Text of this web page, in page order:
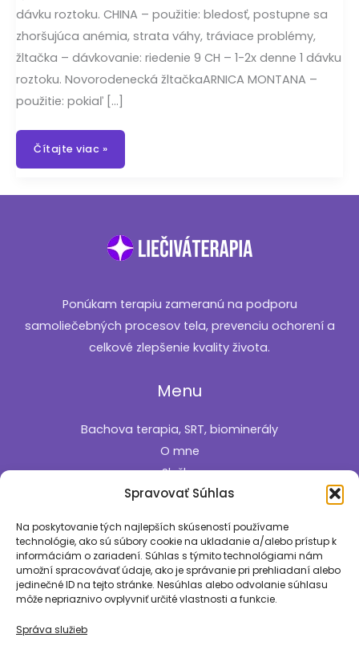
Spravovať Súhlas
Na poskytovanie tých najlepších skúseností používame
technológie, ako sú súbory cookie na ukladanie a/alebo prístup k
informáciám o zariadení. Súhlas s týmito technológiami nám
umožní spracovávať údaje, ako je správanie pri prehliadaní alebo
jedinečné ID na tejto stránke. Nesúhlas alebo odvolanie súhlasu
môže nepriaznivo ovplyvniť určité vlastnosti a funkcie.
Správa služieb
dávku roztoku. CHINA – použitie: bledosť, postupne sa
zhoršujúca anémia, strata váhy, tráviace problémy,
žltačka – dávkovanie: riedenie 9 CH – 1-2x denne 1 dávku
roztoku. Novorodenecká žltačkaARNICA MONTANA –
použitie: pokiaľ […]
Homeopatiká
pediatrii
Čítajte viac »
Ponúkam terapiu zameranú na podporu
samoliečebných procesov tela, prevenciu ochorení a
celkové zlepšenie kvality života.
Menu
Bachova terapia, SRT, biominerály
O mne
Služby
Cenník
Informácie
Zásady používania súborov cookie